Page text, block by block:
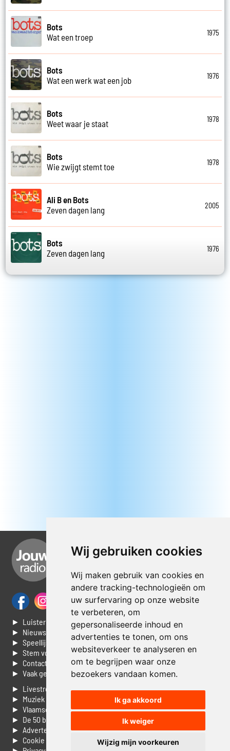
Wij gebruiken cookies
Wij maken gebruik van cookies en
andere tracking-technologieën om
uw surfervaring op onze website
te verbeteren, om
gepersonaliseerde inhoud en
advertenties te tonen, om ons
websiteverkeer te analyseren en
om te begrijpen waar onze
bezoekers vandaan komen.
Ik ga akkoord
Ik weiger
Wijzig mijn voorkeuren
Bots
Wat een troep
1975
Bots
Wat een werk wat een job
1976
Bots
Weet waar je staat
1978
Bots
Wie zwijgt stemt toe
1978
Ali B en Bots
Zeven dagen lang
2005
Bots
Zeven dagen lang
1976
► Luisteren naar Jouwradio
► Nieuws
► Speellijst
► Stem voor de Dag top 3
► Contacteer ons
► Vaak gestelde vragen
► Livestream informatie
► Muziek opzoeken
► Vlaamse 100 Aller tijden
► De 50 beste van...
► Adverteren op Jouwradio
► Cookie voorkeuren wijzigen